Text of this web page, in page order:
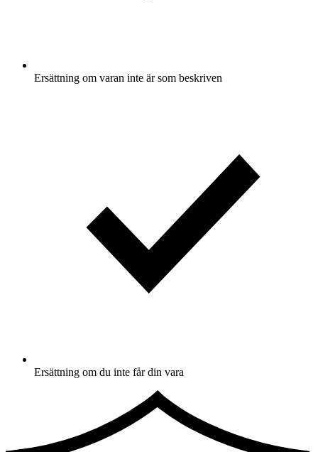
Ersättning om varan inte är som beskriven
Ersättning om du inte får din vara